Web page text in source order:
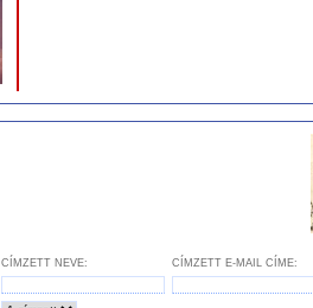
CÍMZETT NEVE: CÍMZETT E-MAIL CÍME: